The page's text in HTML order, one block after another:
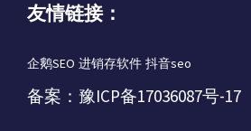
友情链接：
企鹅SEO 进销存软件 抖音seo
备案： 豫ICP备17036087号-17